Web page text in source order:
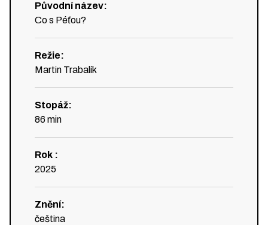
Původní název:
Co s Péťou?
Režie:
Martin Trabalík
Stopáž:
86 min
Rok :
2025
Znění:
čeština